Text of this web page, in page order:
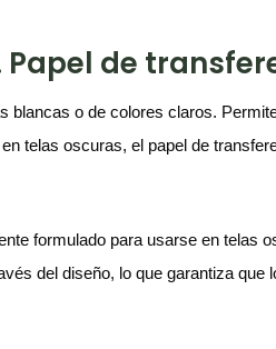
de
blancas o de colores claros.
telas oscuras, el papel de
formulado para usarse en telas
del diseño, lo que garantiza